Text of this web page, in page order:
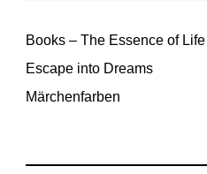
Books – The Essence of Life
Escape into Dreams
Märchenfarben